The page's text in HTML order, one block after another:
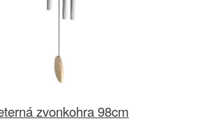
zvonkohra 98cm